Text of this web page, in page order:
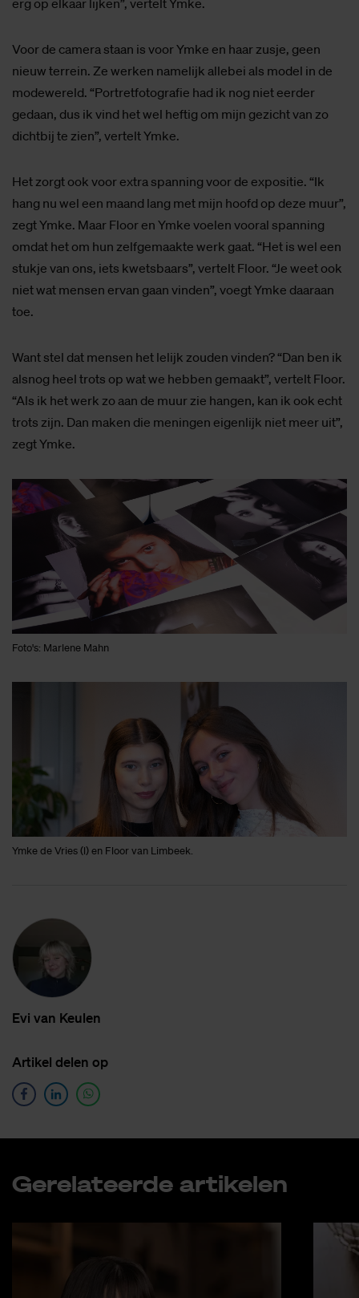
erg op elkaar lijken”, vertelt Ymke.
Voor de camera staan is voor Ymke en haar zusje, geen
nieuw terrein. Ze werken namelijk allebei als model in de
modewereld. “Portretfotografie had ik nog niet eerder
gedaan, dus ik vind het wel heftig om mijn gezicht van zo
dichtbij te zien”, vertelt Ymke.
Het zorgt ook voor extra spanning voor de expositie. “Ik
hang nu wel een maand lang met mijn hoofd op deze muur”,
zegt Ymke. Maar Floor en Ymke voelen vooral spanning
omdat het om hun zelfgemaakte werk gaat. “Het is wel een
stukje van ons, iets kwetsbaars”, vertelt Floor. “Je weet ook
niet wat mensen ervan gaan vinden”, voegt Ymke daaraan
toe.
Want stel dat mensen het lelijk zouden vinden? “Dan ben ik
alsnog heel trots op wat we hebben gemaakt”, vertelt Floor.
“Als ik het werk zo aan de muur zie hangen, kan ik ook echt
trots zijn. Dan maken die meningen eigenlijk niet meer uit”,
zegt Ymke.
Foto's: Marlene Mahn
Ymke de Vries (l) en Floor van Limbeek.
Evi van Keu­len
Ar­ti­kel de­len op
Ge­re­la­teer­de ar­ti­ke­len